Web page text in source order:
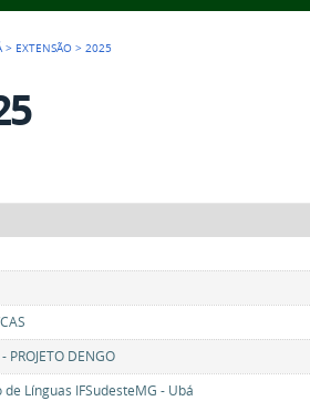
> EXTENSÃO >2025
PROJETO DENGO
de Línguas IFSudesteMG - Ubá